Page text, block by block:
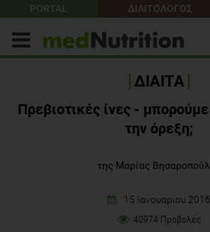
PORTAL ΔΙΑΙΤΟΛΟΓΟΣ
ΔΙΑΙΤΑ
Πρεβιοτικές ίνες -
την όρεξη;
της Μαρίας
15 Ιανουαρίου 2016
40974 Προβολές